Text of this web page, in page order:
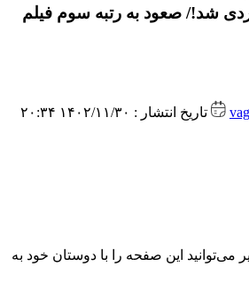
۶۲ میلیاردی شد!/ صعود به رتبه سوم فیلم
تاریخ انتشار : ۱۴۰۲/۱۱/۳۰ ۲۰:۳۴
می‌توانید این صفحه را با دوستان خود به